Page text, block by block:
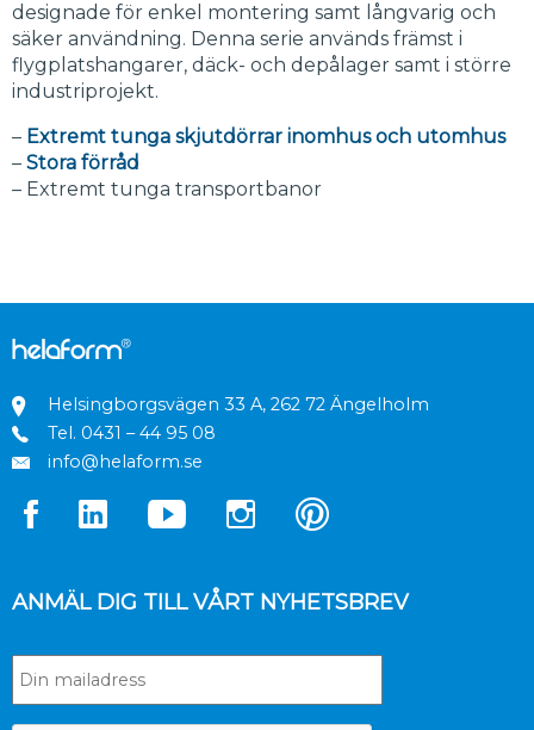
designade för enkel montering samt långvarig och
säker användning. Denna serie används främst i
flygplatshangarer, däck- och depålager samt i större
industriprojekt.
– Extremt tunga skjutdörrar inomhus och utomhus
– Stora förråd
– Extremt tunga transportbanor
Helsingborgsvägen 33 A, 262 72 Ängelholm
Tel. 0431 – 44 95 08
info@helaform.se
ANMÄL DIG TILL VÅRT NYHETSBREV